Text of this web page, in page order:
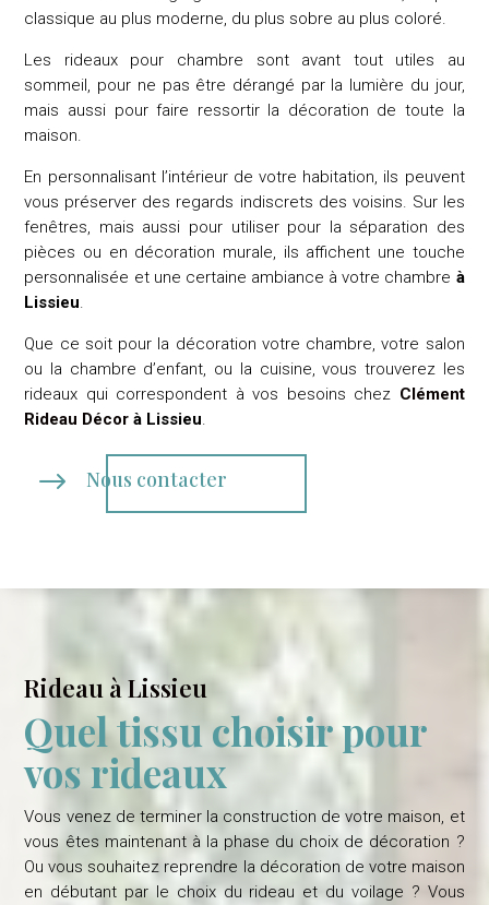
classique au plus moderne, du plus sobre au plus coloré.
Les rideaux pour chambre sont avant tout utiles au
sommeil, pour ne pas être dérangé par la lumière du jour,
mais aussi pour faire ressortir la décoration de toute la
maison.
En personnalisant l’intérieur de votre habitation, ils peuvent
vous préserver des regards indiscrets des voisins. Sur les
fenêtres, mais aussi pour utiliser pour la séparation des
pièces ou en décoration murale, ils affichent une touche
personnalisée et une certaine ambiance à votre chambre à
Lissieu
Que ce soit pour la décoration votre chambre, votre salon
ou la chambre d’enfant, ou la cuisine, vous trouverez les
rideaux qui correspondent à vos besoins chez Clément
Rideau Décor à Lissieu
$ Nous contacter
Rideau à Lissieu
Quel tissu choisir pour
vos rideaux
Vous venez de terminer la construction de votre maison, et
vous êtes maintenant à la phase du choix de décoration ?
Ou vous souhaitez reprendre la décoration de votre maison
en débutant par le choix du rideau et du voilage ? Vous